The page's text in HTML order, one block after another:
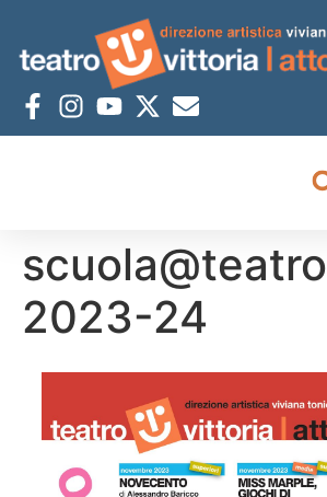
scuola@teatro
2023-24